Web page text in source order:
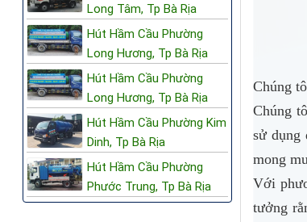
Chúng
Chúng
sử dụng
mong
Với
tưởng
Long Tâm, Tp Bà Rịa
Hút Hầm Cầu Phường
Long Hương, Tp Bà Rịa
Hút Hầm Cầu Phường
Long Hương, Tp Bà Rịa
Hút Hầm Cầu Phường Kim
Dinh, Tp Bà Rịa
Hút Hầm Cầu Phường
Phước Trung, Tp Bà Rịa